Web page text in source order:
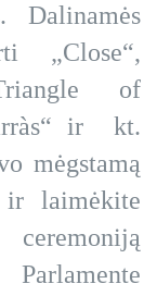
„Close“,
of
ir kt.
mėgstamą
laimėkite